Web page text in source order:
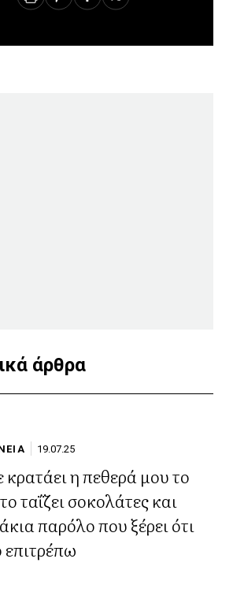
άρθρα
19.07.25
η πεθερά μου το
ταΐζει σοκολάτες και
παρόλο που ξέρει ότι
επιτρέπω